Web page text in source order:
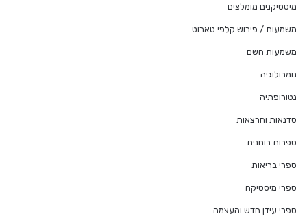
מיסטיקנים מומלצים
משמעות / פירוש קלפי טארוט
משמעות השם
נומרולוגיה
נטורופתיה
סדנאות והרצאות
ספרות רוחנית
ספרי בריאות
ספרי מיסטיקה
ספרי עידן חדש והעצמה